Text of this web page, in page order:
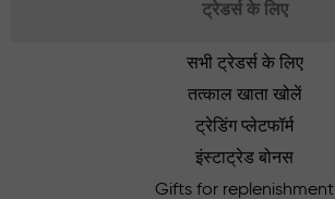
ट्रेडर्स के लिए
सभी ट्रेडर्स के लिए
तत्काल खाता खोलें
ट्रेडिंग प्लेटफॉर्म
इंस्टाट्रेड बोनस
Gifts for replenishment